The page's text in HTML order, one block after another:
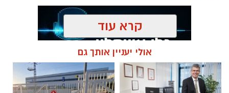
בעיר אשקלון בעקבות חשד להפעלת מקום
הימורים בלתי חוקי.
מספר חשודים אשר על פי החשד השתתפו
במשחקי הימורים. בחיפוש שבוצע נתפסו מוצגים
שונים ששימשו, על פי החשד, לניהול ולהפעלת
תגים:נגד מחוללי פשיעה
קרא עוד
אולי יעניין אותך גם